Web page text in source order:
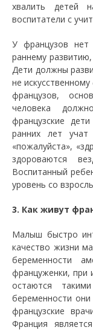
хвалить
воспитатели с
У французов
раннему
Дети должны
не
французов,
человека
французские
ранних лет учат
«пожалуйста»,
здороваются
Воспитанный
уровень со
3. Как живут
Малыш быстро
качество жизни
беременности
француженки, при
остаются
беременности
французские
Франция